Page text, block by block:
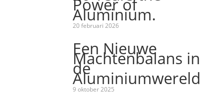
Power of
Aluminium.
20 februari 2026
Een Nieuwe
Machtenbalans in
de
Aluminiumwereld
9 oktober 2025